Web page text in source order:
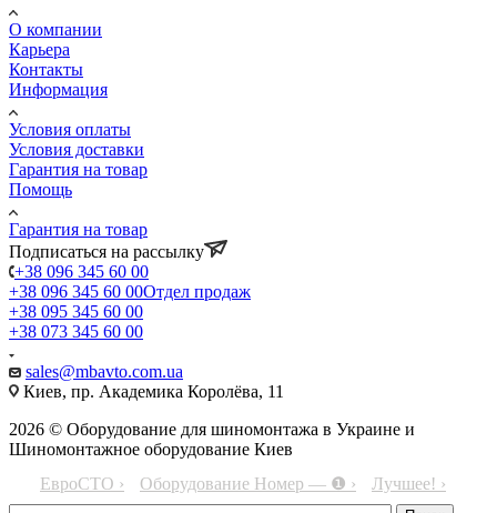
О компании
Карьера
Контакты
Информация
Условия оплаты
Условия доставки
Гарантия на товар
Помощь
Гарантия на товар
Подписаться на рассылку
+38 096 345 60 00
+38 096 345 60 00Отдел продаж
+38 095 345 60 00
+38 073 345 60 00
sales@mbavto.com.ua
Киев, пр. Академика Королёва, 11
2026 © Оборудование для шиномонтажа в Украине и
Шиномонтажное оборудование Киев
ЕвроСТО ›
Оборудование Номер — ❶ › Лучшее! ›